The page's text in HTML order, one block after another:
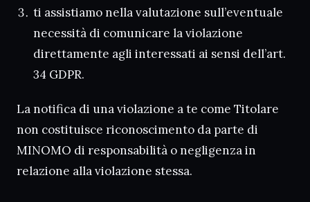
ti assistiamo nella valutazione sull’eventuale
necessità di comunicare la violazione
direttamente agli interessati ai sensi dell’art.
34 GDPR.
La notifica di una violazione a te come Titolare
non costituisce riconoscimento da parte di
MINOMO di responsabilità o negligenza in
relazione alla violazione stessa.